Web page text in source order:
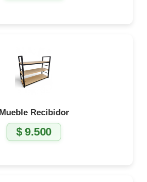
Mueble Recibidor
$9.500